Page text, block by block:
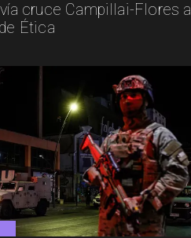
cruce Campillai-Flores a
Ética